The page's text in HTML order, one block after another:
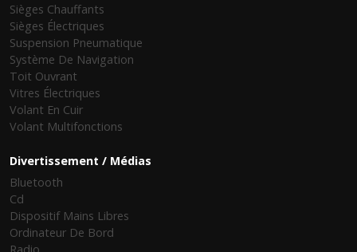
Sièges Chauffants
Sièges Électriques
Suspension Pneumatique
Système De Navigation
Toit Ouvrant
Vitres Électriques
Volant En Cuir
Volant Multifonctions
Divertissement / Médias
Bluetooth
Cd
Dispositif Mains Libres
Ordinateur De Bord
Radio